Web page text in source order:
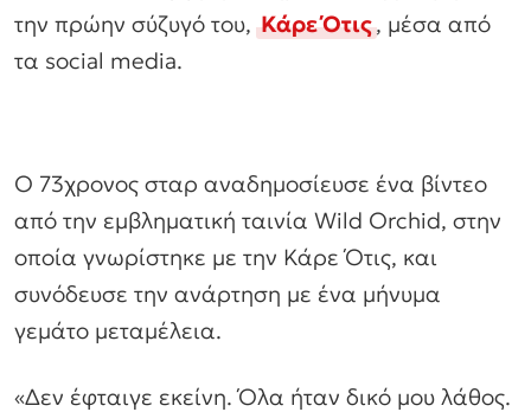
την πρώην σύζυγό του,Κάρε Ότις, μέσα από
τα social media.
Ο 73χρονος σταρ αναδημοσίευσε ένα βίντεο
από την εμβληματική ταινία Wild Orchid, στην
οποία γνωρίστηκε με την Κάρε Ότις, και
συνόδευσε την ανάρτηση με ένα μήνυμα
γεμάτο μεταμέλεια.
«Δεν έφταιγε εκείνη. Όλα ήταν δικό μου λάθος.